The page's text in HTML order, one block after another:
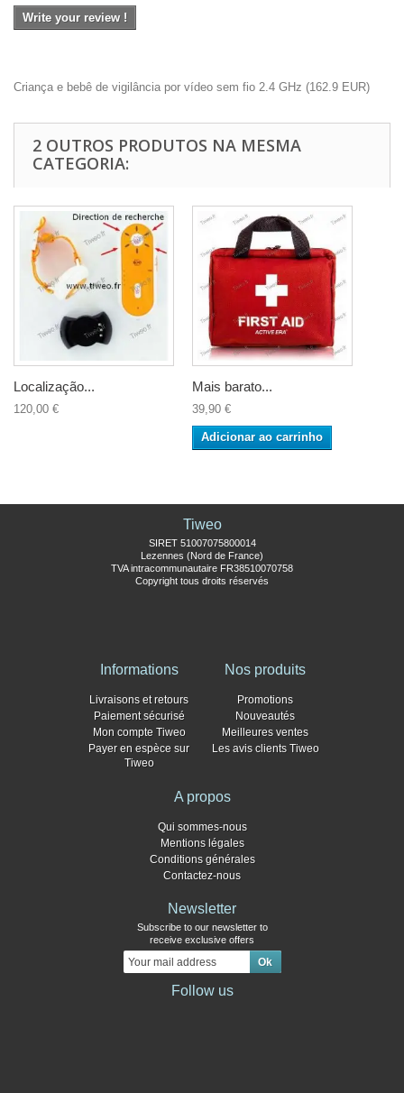
Write your review !
Criança e bebê de vigilância por vídeo sem fio 2.4 GHz (162.9 EUR)
2 OUTROS PRODUTOS NA MESMA
CATEGORIA:
Localização...
120,00 €
Mais barato...
39,90 €
Adicionar ao carrinho
Tiweo
SIRET 51007075800014
Lezennes (Nord de France)
TVA intracommunautaire FR38510070758
Copyright tous droits réservés
Informations
Livraisons et retours
Paiement sécurisé
Mon compte Tiweo
Payer en espèce sur
Tiweo
Nos produits
Promotions
Nouveautés
Meilleures ventes
Les avis clients Tiweo
A propos
Qui sommes-nous
Mentions légales
Conditions générales
Contactez-nous
Newsletter
Subscribe to our newsletter to
receive exclusive offers
Follow us